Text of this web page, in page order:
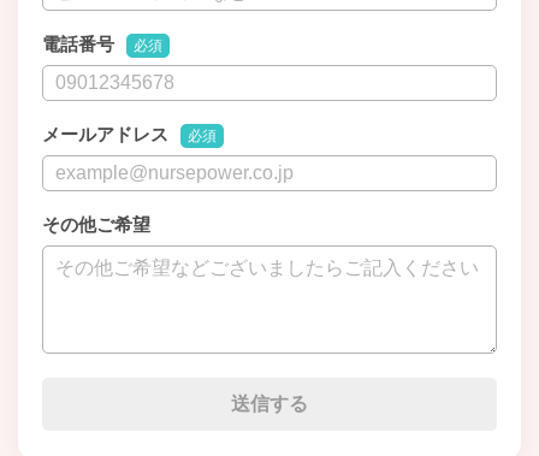
電話番号 必須
メールアドレス 必須
その他ご希望